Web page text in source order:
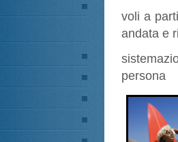
voli a
andata e
persona